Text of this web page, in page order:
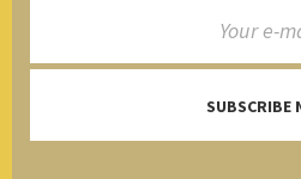
SUBSCRIBE